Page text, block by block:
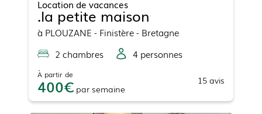
Location de vacances
.la petite maison
à PLOUZANE - Finistère - Bretagne
2 chambres 4 personnes
À partir de
400 par semaine
15 avis